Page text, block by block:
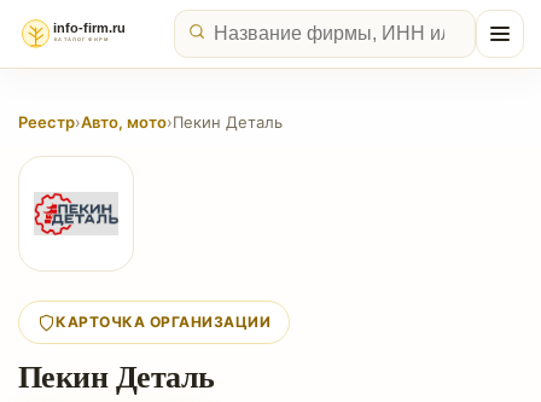
Реестр›Авто, мото›Пекин Деталь
КАРТОЧКА ОРГАНИЗАЦИИ
Пекин Деталь